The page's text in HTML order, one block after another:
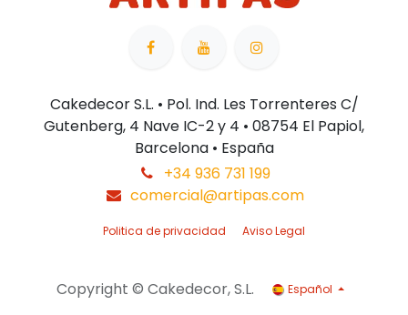
Cakedecor S.L. • Pol. Ind. Les Torrenteres C/
Gutenberg, 4 Nave IC-2 y 4 • 08754 El Papiol,
Barcelona • España
+34 936 731 199
comercial@artipas.com
Politica de privacidad Aviso Legal
Copyright © Cakedecor, S.L. Español